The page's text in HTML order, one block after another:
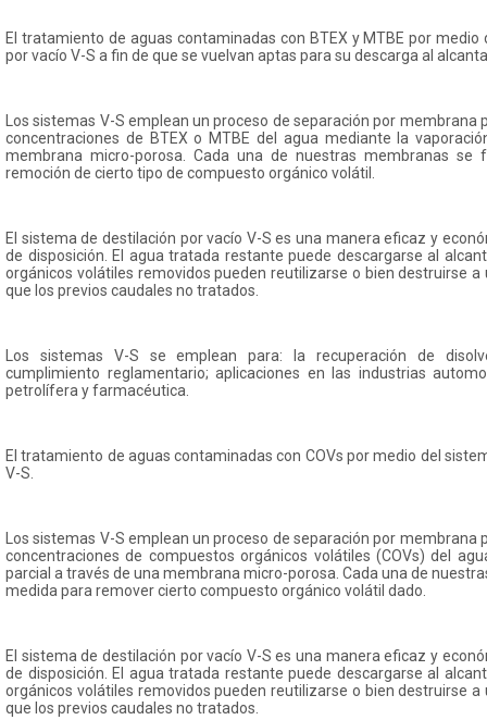
El tratamiento de aguas contaminadas con BTEX y MTBE por
por vacío V-S a fin de que se vuelvan aptas para su descarga al
Los sistemas V-S emplean un proceso de separación por membrana
concentraciones de BTEX o MTBE del agua mediante la
membrana micro-porosa. Cada una de nuestras membranas se
remoción de cierto tipo de compuesto orgánico volátil.
El sistema de destilación por vacío V-S es una manera eficaz y
de disposición. El agua tratada restante puede descargarse al
orgánicos volátiles removidos pueden reutilizarse o bien destruirse
que los previos caudales no tratados.
Los sistemas V-S se emplean para: la recuperación de
cumplimiento reglamentario; aplicaciones en las industrias
petrolífera y farmacéutica.
El tratamiento de aguas contaminadas con COVs por medio del
V-S.
Los sistemas V-S emplean un proceso de separación por membrana
concentraciones de compuestos orgánicos volátiles (COVs) del
parcial a través de una membrana micro-porosa. Cada una de
medida para remover cierto compuesto orgánico volátil dado.
El sistema de destilación por vacío V-S es una manera eficaz y
de disposición. El agua tratada restante puede descargarse al
orgánicos volátiles removidos pueden reutilizarse o bien destruirse
que los previos caudales no tratados.